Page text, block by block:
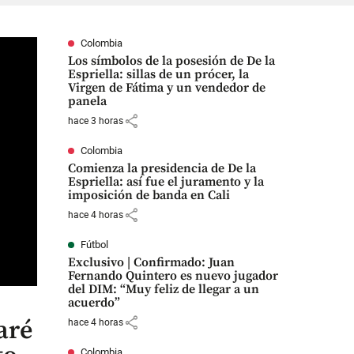
Colombia
Los símbolos de la posesión de De la
Espriella: sillas de un prócer, la
Virgen de Fátima y un vendedor de
panela
hace 3 horasshare
Colombia
Comienza la presidencia de De la
Espriella: así fue el juramento y la
imposición de banda en Cali
hace 4 horasshare
Fútbol
Exclusivo | Confirmado: Juan
Fernando Quintero es nuevo jugador
del DIM: “Muy feliz de llegar a un
acuerdo”
hace 4 horasshare